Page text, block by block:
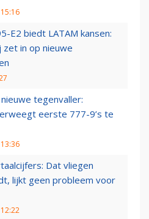
E2 biedt LATAM kansen:
zet in op nieuwe
tegenvaller:
eerste 777-9’s te
Dat vliegen
lijkt geen probleem voor